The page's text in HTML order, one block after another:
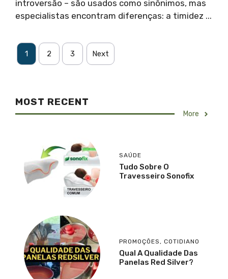
introversão – são usados como sinônimos, mas
especialistas encontram diferenças: a timidez ...
1 2 3 Next
MOST RECENT
More
SAÚDE
Tudo Sobre O
Travesseiro Sonofix
PROMOÇÕES, COTIDIANO
Qual A Qualidade Das
Panelas Red Silver?